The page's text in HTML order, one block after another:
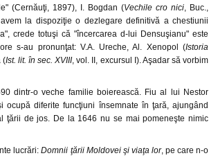
(Cernăuţi, 1897), I. Bogdan (Vechile cro nici, Buc.,
la dispoziţie o dezlegare definitivă a chestiunii
crede totuşi că "încercarea d-lui Densuşianu" este
s-au pronunţat: V.A. Ureche, Al. Xenopol (Istoria
(Ist. lit. în sec. XVIII, vol. II, excursul I). Aşadar să vorbim
dintr-o veche familie boierească. Fiu al lui Nestor
diferite funcţiuni însemnate în ţară, ajungând
ţării de jos. De la 1646 nu se mai pomeneşte nimic
lucrări: Domnii ţării Moldovei şi viaţa lor, pe care n-o